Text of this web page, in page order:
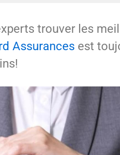
trouver les
Assurances est